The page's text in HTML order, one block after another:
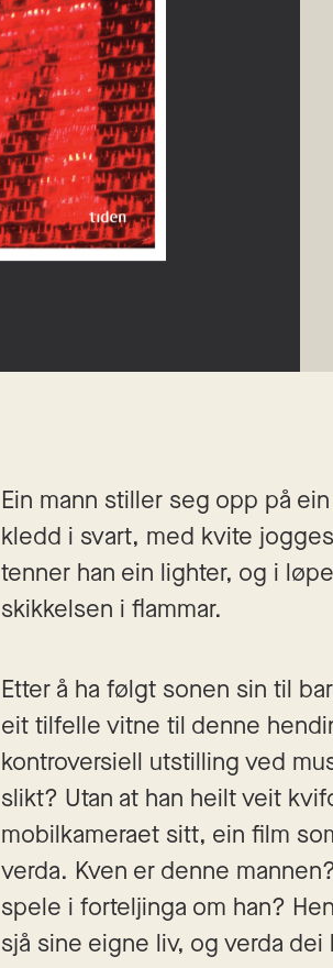
Ein mann stiller seg opp på
kledd i svart, med kvite
tenner han ein lighter, og i
skikkelsen i flammar.
Etter å ha følgt sonen sin til
eit tilfelle vitne til denne
kontroversiell utstilling ved
slikt? Utan at han heilt veit
mobilkameraet sitt, ein film
verda. Kven er denne
spele i forteljinga om han?
sjå sine eigne liv, og verda